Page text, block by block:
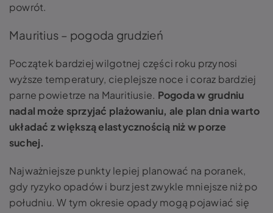
powrót.
Mauritius – pogoda grudzień
Początek bardziej wilgotnej części roku przynosi
wyższe temperatury, cieplejsze noce i coraz bardziej
parne powietrze na Mauritiusie. Pogoda w grudniu
nadal może sprzyjać plażowaniu, ale plan dnia warto
układać z większą elastycznością niż w porze
suchej.
Najważniejsze punkty lepiej planować na poranek,
gdy ryzyko opadów i burz jest zwykle mniejsze niż po
południu. W tym okresie opady mogą pojawiać się